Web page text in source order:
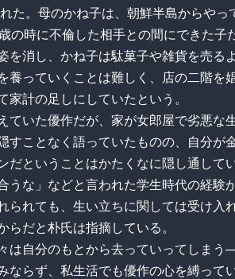
た。母のかね子は、朝鮮半島からやっ
の時に不倫した相手との間にできた子
を消し、かね子は駄菓子や雑貨を売る
養っていくことは難しく、店の二階を
家計の足しにしていたという。
ていた優作だが、家が女郎屋で劣悪な
すことなく語っていたものの、自分が
だということはかたくなに隠し通して
うな」などと言われた学生時代の経験
られても、生い立ちに関しては受け入
らだと朴氏は指摘している。
は自分のもとから去っていってしまう
ならず、私生活でも優作の心を縛って